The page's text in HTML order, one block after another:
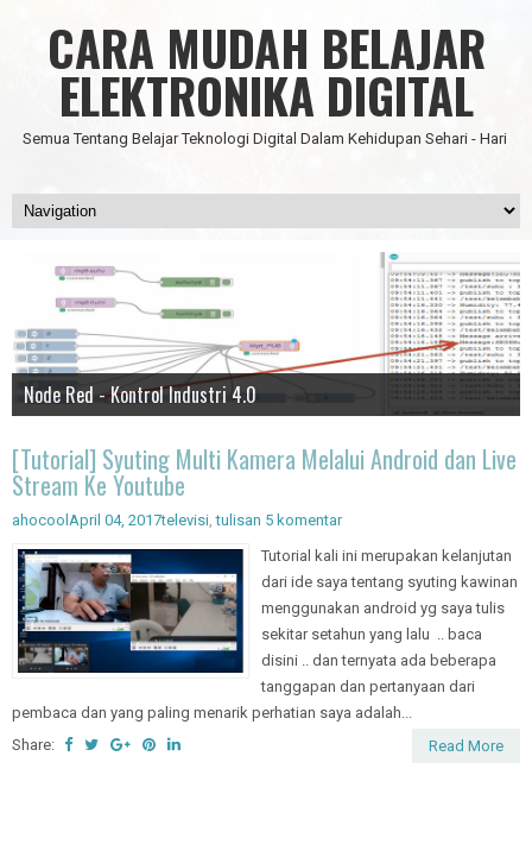
CARA MUDAH BELAJAR
ELEKTRONIKA DIGITAL
Semua Tentang Belajar Teknologi Digital Dalam Kehidupan Sehari - Hari
IC Timer 555 yang Multifungsi
Data Science
Artificial Intelligence - Pengenalan Object
JAM DIGITAL 6 DIGIT TANPA MICRO FULL CMOS
Node Red - Kontrol Industri 4.0
[Tutorial] Syuting Multi Kamera Melalui Android dan Live
Stream Ke Youtube
ahocool April 04, 2017televisi,tulisan 5 komentar
Tutorial kali ini merupakan kelanjutan
dari ide saya tentang syuting kawinan
menggunakan android yg saya tulis
sekitar setahun yang lalu .. baca
disini .. dan ternyata ada beberapa
tanggapan dan pertanyaan dari
pembaca dan yang paling menarik perhatian saya adalah...
Share:
Read More